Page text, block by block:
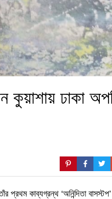
কুয়াশায় ঢাকা
প্রথম কাব্যগ্রন্থ ‘অনিন্দিতা